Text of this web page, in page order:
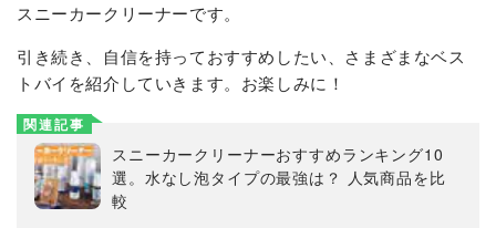
スニーカークリーナーです。
引き続き、自信を持っておすすめしたい、さまざまなベス
トバイを紹介していきます。お楽しみに！
関連記事
スニーカークリーナーおすすめランキング10
選。水なし泡タイプの最強は？ 人気商品を比
較